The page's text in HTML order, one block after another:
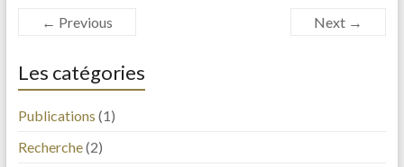
← Previous Next →
Les catégories
Publications (1)
Recherche(2)